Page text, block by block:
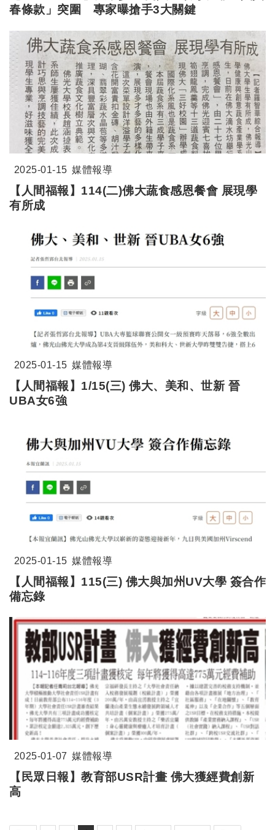
春條款」突圍 專家曝搶手3大關鍵
2025-01-15 媒體報導
【人間福報】114(二)佛大蔬食感恩餐會 展現學
有所成
2025-01-15 媒體報導
【人間福報】1/15(三) 佛大、美和、世新 晉
UBA女6強
2025-01-15 媒體報導
【人間福報】115(三) 佛大與加州UV大學 簽合作
備忘錄
2025-01-07 媒體報導
【民眾日報】教育部USR計畫 佛大獲經費創新
高